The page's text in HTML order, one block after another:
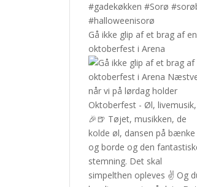
Gå ikke glip af et brag af en
oktoberfest i Arena